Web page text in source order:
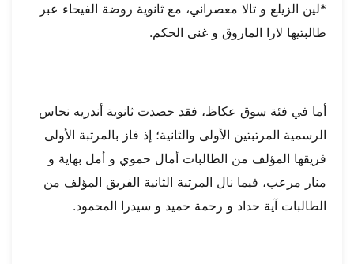
*لين الزيلع و تالا معصراني، مع ثانوية روضة الفيحاء عبر
طالبتيها لارا الماروق و غنى الحكم.
أما في فئة سوق عكاظ، فقد حصدت ثانوية أندريه نحاس
الرسمية المرتبتين الأولى والثانية؛ إذ فاز بالمرتبة الأولى
فريقها المؤلف من الطالبات أمال حموي و أمل بهاية و
منار مرعب، فيما نال المرتبة الثانية الفريق المؤلف من
الطالبات آية حداد و رحمة حميد و سيدرا المحمود.